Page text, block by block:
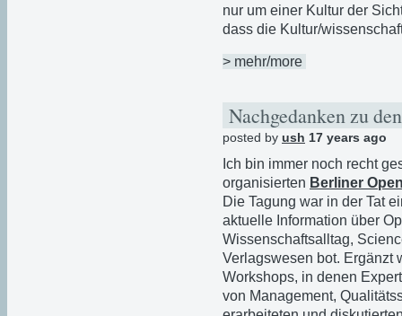
nur um einer Kultur der
dass die Kultur/
> mehr/more
Nachgedanken zu
posted by ush 17 years ago
Ich bin immer noch recht
organisierten Berliner
Die Tagung war in der Tat
aktuelle Information über
Wissenschaftsalltag,
Verlagswesen bot. Ergänzt
Workshops, in denen
von Management,